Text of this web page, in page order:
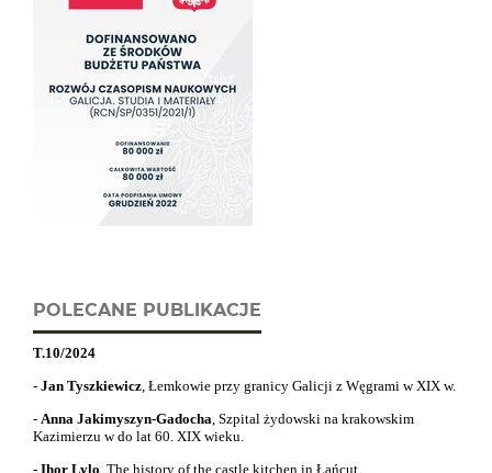
POLECANE PUBLIKACJE
T.10/2024
- Jan Tyszkiewicz , Łemkowie przy granicy Galicji z Węgrami w XIX w.
- Anna Jakimyszyn-Gadocha , Szpital żydowski na krakowskim
Kazimierzu w do lat 60. XIX wieku.
- Ihor Lylo The history of the castle kitchen in Łańcut.